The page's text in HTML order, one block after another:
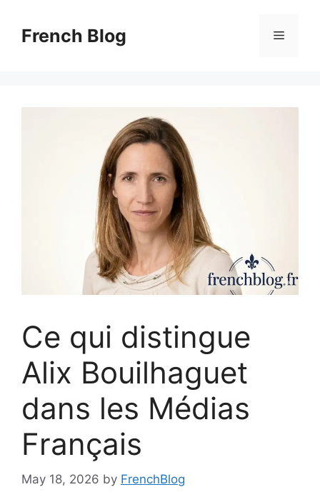
contentFrench Blog Menu
Ce qui distingue
Alix Bouilhaguet
dans les Médias
Français
May 18, 2026 by FrenchBlog